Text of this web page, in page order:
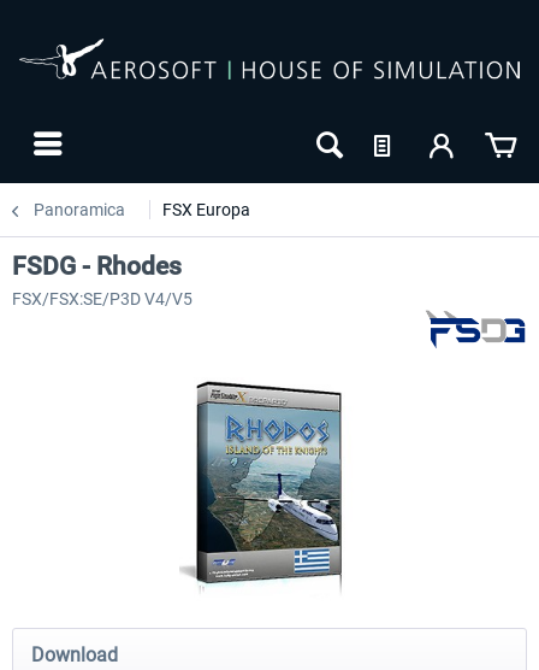
Panoramica FSX Europa
Mega Airport Frankfurt V2.0 Mega Airport Berlin
FSDG - Rhodes
FSX/FSX:SE/P3D V4/V5
Download